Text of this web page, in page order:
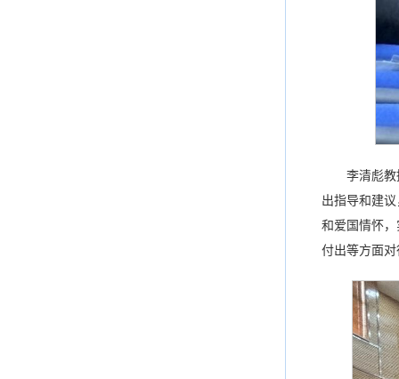
李清彪
出指导和建
和爱国情怀
付出等方面